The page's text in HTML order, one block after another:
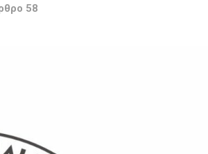
58